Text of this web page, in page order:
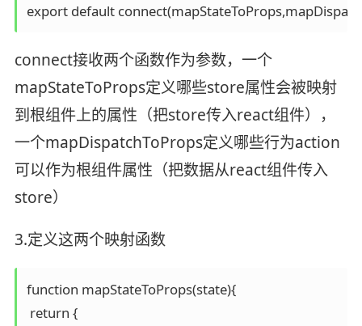
export default
connect接收两个函数作为参数，一个
mapStateToProps定义哪些store属性会被映射
到根组件上的属性（把store传入react组件），
一个mapDispatchToProps定义哪些行为action
可以作为根组件属性（把数据从react组件传入
store）
3.定义这两个映射函数
function mapStateToProps(state){
return {